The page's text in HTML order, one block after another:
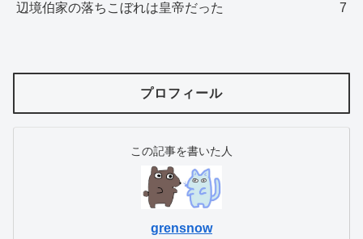
辺境伯家の落ちこぼれは皇帝だった 7
プロフィール
この記事を書いた人
grensnow